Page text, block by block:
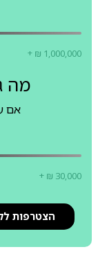
+ ₪ 1,000,000
מה
אם
+ ₪ 30,000
הצטרפות